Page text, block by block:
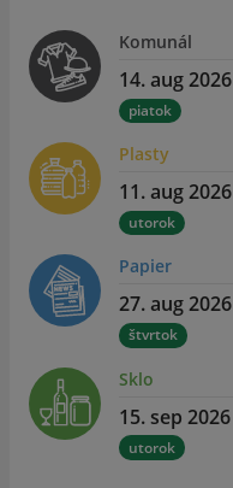
Komunál
14. aug 2026
piatok
Plasty
11. aug 2026
utorok
Papier
27. aug 2026
štvrtok
Sklo
15. sep 2026
utorok